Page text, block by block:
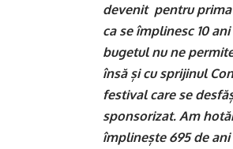
devenit pentru prima
ca se împlinesc 10
bugetul nu ne
însă și cu sprijinul
festival care se
sponsorizat. Am
împlinește 695 de